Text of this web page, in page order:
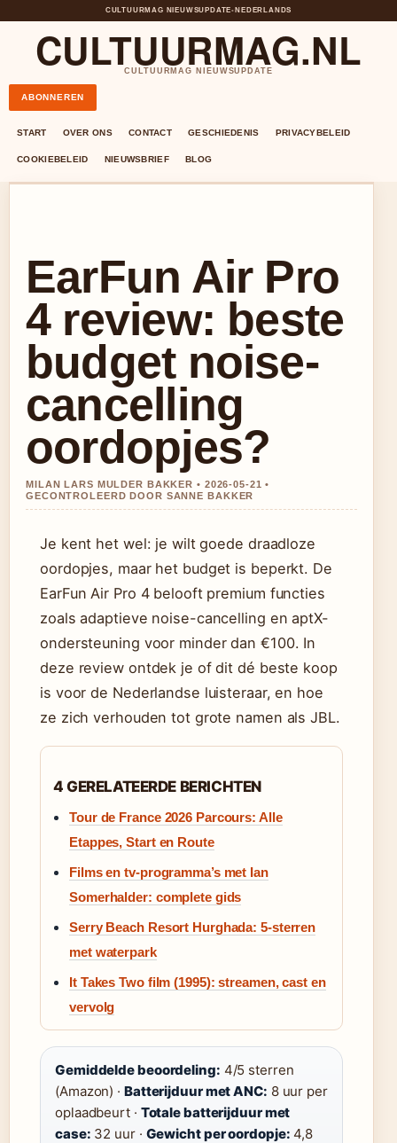
CULTUURMAG NIEUWSUPDATE• NEDERLANDS
CULTUURMAG.NL
CULTUURMAG NIEUWSUPDATE
ABONNEREN
START OVER ONS CONTACT GESCHIEDENIS PRIVACYBELEID
COOKIEBELEID NIEUWSBRIEF BLOG
EarFun Air Pro
4 review: beste
budget noise-
cancelling
oordopjes?
MILAN LARS MULDER BAKKER • 2026-05-21 •
GECONTROLEERD DOOR SANNE BAKKER
Je kent het wel: je wilt goede draadloze
oordopjes, maar het budget is beperkt. De
EarFun Air Pro 4 belooft premium functies
zoals adaptieve noise-cancelling en aptX-
ondersteuning voor minder dan €100. In
deze review ontdek je of dit dé beste koop
is voor de Nederlandse luisteraar, en hoe
ze zich verhouden tot grote namen als JBL.
4 GERELATEERDE BERICHTEN
Tour de France 2026 Parcours: Alle
Etappes, Start en Route
Films en tv-programma’s met Ian
Somerhalder: complete gids
Serry Beach Resort Hurghada: 5-sterren
met waterpark
It Takes Two film (1995): streamen, cast en
vervolg
Gemiddelde beoordeling: 4/5 sterren
(Amazon) · Batterijduur met ANC: 8 uur per
oplaadbeurt · Totale batterijduur met
case: 32 uur · Gewicht per oordopje: 4,8